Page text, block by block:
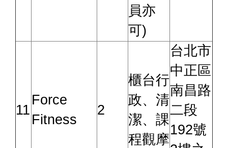
員亦
可)
11
Force
Fitness
2
櫃台行
政、清
潔、課
程觀摩
台北市
中正區
南昌路
二段
192號